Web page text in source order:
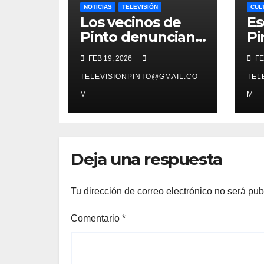
NOTICIAS TELEVISIÓN
Los vecinos de
Pinto denuncian
el peligro de
derrumbe en una
calle principal del
centro
FEB 19, 2026
TELEVISIONPINTO@GMAIL.CO
M M
Deja una respuesta
Tu dirección de correo electrónico no será
Comentario *